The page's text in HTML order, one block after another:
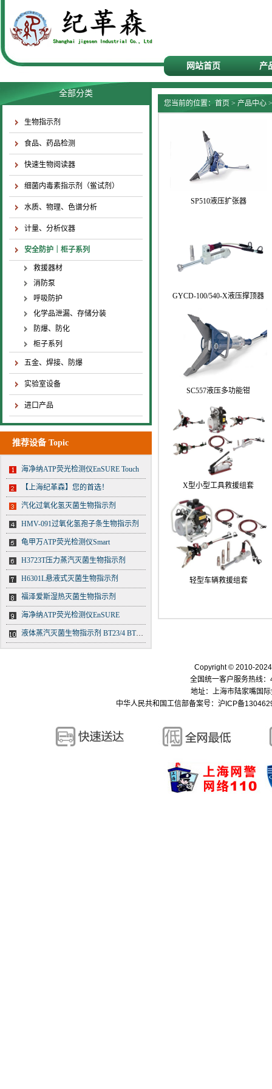
网站首页 产
全部分类
生物指示剂
食品、药品检测
快速生物阅读器
细菌内毒素指示剂（鲎试剂）
水质、物理、色谱分析
计量、分析仪器
安全防护｜柜子系列
救援器材
消防泵
呼吸防护
化学品泄漏、存储分装
防爆、防化
柜子系列
五金、焊接、防爆
实验室设备
进口产品
推荐设备 Topic
海净纳ATP荧光检测仪EnSURE Touch
【上海纪革森】您的首选！
汽化过氧化氢灭菌生物指示剂
HMV-091过氧化氢孢子条生物指示剂
龟甲万ATP荧光检测仪Smart
H3723T压力蒸汽灭菌生物指示剂
H6301L悬液式灭菌生物指示剂
福泽爱斯湿热灭菌生物指示剂
海净纳ATP荧光检测仪EnSURE
液体蒸汽灭菌生物指示剂 BT23/4 BT23/5 BT23/6
您当前的位置： 首页 > 产品中心
SP510液压扩张器
GYCD-100/540-X液压撑顶器
SC557液压多功能钳
X型小型工具救援组套
轻型车辆救援组套
Copyright © 2010-
全国统一客户服务热线
地址：上海市陆家嘴国
中华人民共和国工信部备案号： 沪ICP备